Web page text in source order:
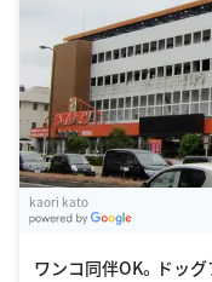
kaori kato
ワンコ同伴OK。ドッ